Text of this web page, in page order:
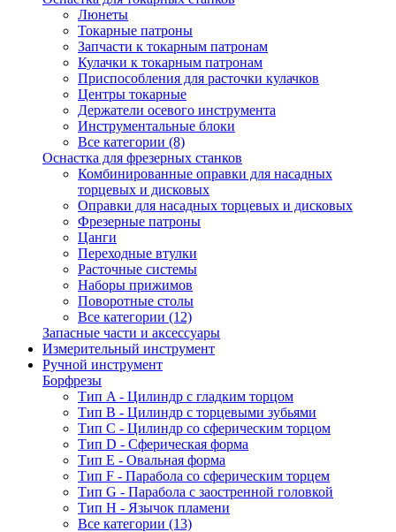
Люнеты
Токарные патроны
Запчасти к токарным патронам
Кулачки к токарным патронам
Приспособления для расточки кулачков
Центры токарные
Держатели осевого инструмента
Инструментальные блоки
Все категории (8)
Оснастка для фрезерных станков
Комбинированные оправки для насадных
торцевых и дисковых
Оправки для насадных торцевых и дисковых
Фрезерные патроны
Цанги
Переходные втулки
Расточные системы
Наборы прижимов
Поворотные столы
Все категории (12)
Запасные части и аксессуары
Измерительный инструмент
Ручной инструмент
Борфрезы
Тип A - Цилиндр с гладким торцом
Тип В - Цилиндр с торцевыми зубьями
Тип С - Цилиндр со сферическим торцом
Тип D - Сферическая форма
Тип Е - Овальная форма
Тип F - Парабола со сферическим торцем
Тип G - Парабола с заостренной головкой
Тип H - Язычок пламени
Все категории (13)